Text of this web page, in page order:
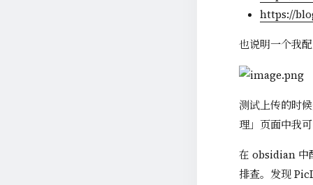
https://
也说明一个我
测试上传的时
理」页面中我
在 obsidian 中
排查。发现